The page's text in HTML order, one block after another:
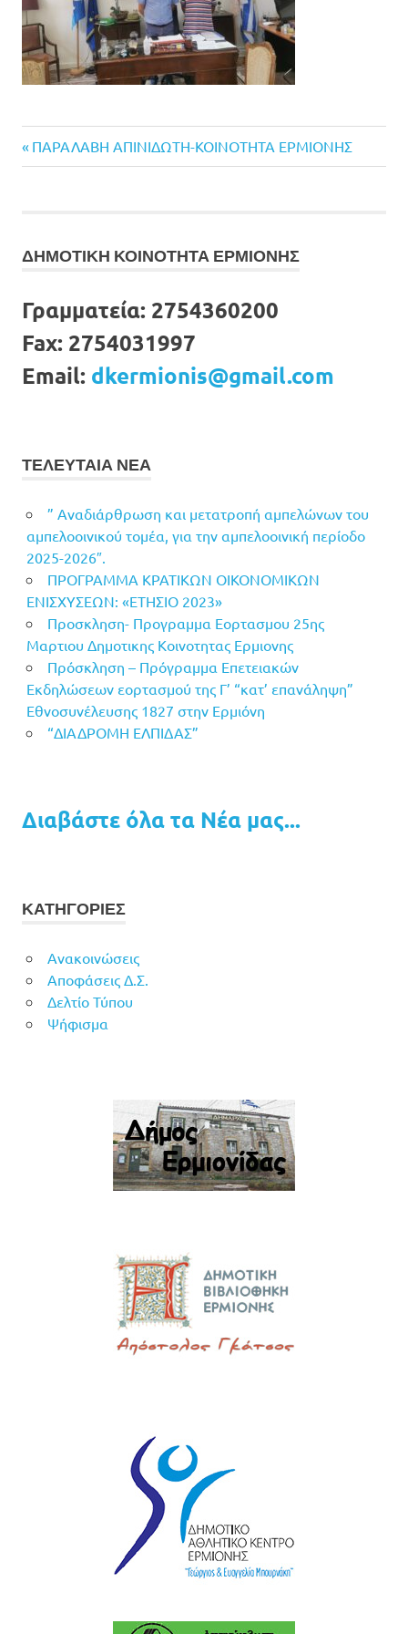
Πλοήγηση
Previous
Post:
ΠΑΡΑΛΑΒΗ ΑΠΙΝΙΔΩΤΗ-ΚΟΙΝΟΤΗΤΑ ΕΡΜΙΟΝΗΣ
ΔΗΜΟΤΙΚΗ ΚΟΙΝΟΤΗΤΑ ΕΡΜΙΟΝΗΣ
Γραμματεία: 2754360200
Fax: 2754031997
Email: dkermionis@gmail.com
ΤΕΛΕΥΤΑΙΑ ΝΕΑ
” Αναδιάρθρωση και μετατροπή αμπελώνων του
αμπελοοινικού τομέα, για την αμπελοοινική περίοδο
2025-2026″.
ΠΡΟΓΡΑΜΜΑ ΚΡΑΤΙΚΩΝ ΟΙΚΟΝΟΜΙΚΩΝ
ΕΝΙΣΧΥΣΕΩΝ: «ΕΤΗΣΙΟ 2023»
Προσκληση- Προγραμμα Εορτασμου 25ης
Μαρτιου Δημοτικης Κοινοτητας Ερμιονης
Πρόσκληση – Πρόγραμμα Επετειακών
Εκδηλώσεων εορτασμού της Γ’ “κατ’ επανάληψη”
Εθνοσυνέλευσης 1827 στην Ερμιόνη
“ΔΙΑΔΡΟΜΗ ΕΛΠΙΔΑΣ”
Διαβάστε όλα τα Νέα μας...
ΚΑΤΗΓΟΡΙΕΣ
Ανακοινώσεις
Αποφάσεις Δ.Σ.
Δελτίο Τύπου
Ψήφισμα